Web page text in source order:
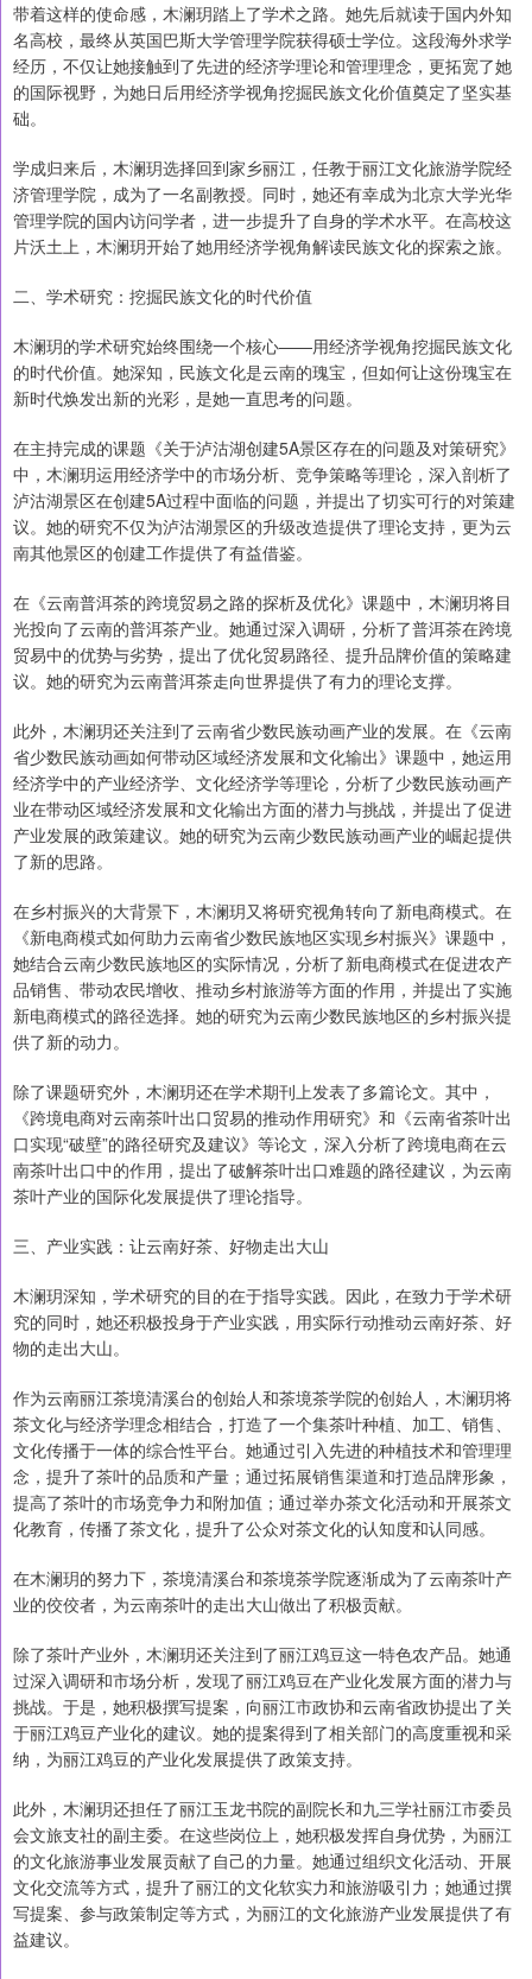
带着这样的使命感，木澜玥踏上了学术之路。她先后就读于国内外知
名高校，最终从英国巴斯大学管理学院获得硕士学位。这段海外求学
经历，不仅让她接触到了先进的经济学理论和管理理念，更拓宽了她
的国际视野，为她日后用经济学视角挖掘民族文化价值奠定了坚实基
础。
学成归来后，木澜玥选择回到家乡丽江，任教于丽江文化旅游学院经
济管理学院，成为了一名副教授。同时，她还有幸成为北京大学光华
管理学院的国内访问学者，进一步提升了自身的学术水平。在高校这
片沃土上，木澜玥开始了她用经济学视角解读民族文化的探索之旅。
二、学术研究：挖掘民族文化的时代价值
木澜玥的学术研究始终围绕一个核心——用经济学视角挖掘民族文化
的时代价值。她深知，民族文化是云南的瑰宝，但如何让这份瑰宝在
新时代焕发出新的光彩，是她一直思考的问题。
在主持完成的课题《关于泸沽湖创建5A景区存在的问题及对策研究》
中，木澜玥运用经济学中的市场分析、竞争策略等理论，深入剖析了
泸沽湖景区在创建5A过程中面临的问题，并提出了切实可行的对策建
议。她的研究不仅为泸沽湖景区的升级改造提供了理论支持，更为云
南其他景区的创建工作提供了有益借鉴。
在《云南普洱茶的跨境贸易之路的探析及优化》课题中，木澜玥将目
光投向了云南的普洱茶产业。她通过深入调研，分析了普洱茶在跨境
贸易中的优势与劣势，提出了优化贸易路径、提升品牌价值的策略建
议。她的研究为云南普洱茶走向世界提供了有力的理论支撑。
此外，木澜玥还关注到了云南省少数民族动画产业的发展。在《云南
省少数民族动画如何带动区域经济发展和文化输出》课题中，她运用
经济学中的产业经济学、文化经济学等理论，分析了少数民族动画产
业在带动区域经济发展和文化输出方面的潜力与挑战，并提出了促进
产业发展的政策建议。她的研究为云南少数民族动画产业的崛起提供
了新的思路。
在乡村振兴的大背景下，木澜玥又将研究视角转向了新电商模式。在
《新电商模式如何助力云南省少数民族地区实现乡村振兴》课题中，
她结合云南少数民族地区的实际情况，分析了新电商模式在促进农产
品销售、带动农民增收、推动乡村旅游等方面的作用，并提出了实施
新电商模式的路径选择。她的研究为云南少数民族地区的乡村振兴提
供了新的动力。
除了课题研究外，木澜玥还在学术期刊上发表了多篇论文。其中，
《跨境电商对云南茶叶出口贸易的推动作用研究》和《云南省茶叶出
口实现“破壁”的路径研究及建议》等论文，深入分析了跨境电商在云
南茶叶出口中的作用，提出了破解茶叶出口难题的路径建议，为云南
茶叶产业的国际化发展提供了理论指导。
三、产业实践：让云南好茶、好物走出大山
木澜玥深知，学术研究的目的在于指导实践。因此，在致力于学术研
究的同时，她还积极投身于产业实践，用实际行动推动云南好茶、好
物的走出大山。
作为云南丽江茶境清溪台的创始人和茶境茶学院的创始人，木澜玥将
茶文化与经济学理念相结合，打造了一个集茶叶种植、加工、销售、
文化传播于一体的综合性平台。她通过引入先进的种植技术和管理理
念，提升了茶叶的品质和产量；通过拓展销售渠道和打造品牌形象，
提高了茶叶的市场竞争力和附加值；通过举办茶文化活动和开展茶文
化教育，传播了茶文化，提升了公众对茶文化的认知度和认同感。
在木澜玥的努力下，茶境清溪台和茶境茶学院逐渐成为了云南茶叶产
业的佼佼者，为云南茶叶的走出大山做出了积极贡献。
除了茶叶产业外，木澜玥还关注到了丽江鸡豆这一特色农产品。她通
过深入调研和市场分析，发现了丽江鸡豆在产业化发展方面的潜力与
挑战。于是，她积极撰写提案，向丽江市政协和云南省政协提出了关
于丽江鸡豆产业化的建议。她的提案得到了相关部门的高度重视和采
纳，为丽江鸡豆的产业化发展提供了政策支持。
此外，木澜玥还担任了丽江玉龙书院的副院长和九三学社丽江市委员
会文旅支社的副主委。在这些岗位上，她积极发挥自身优势，为丽江
的文化旅游事业发展贡献了自己的力量。她通过组织文化活动、开展
文化交流等方式，提升了丽江的文化软实力和旅游吸引力；她通过撰
写提案、参与政策制定等方式，为丽江的文化旅游产业发展提供了有
益建议。